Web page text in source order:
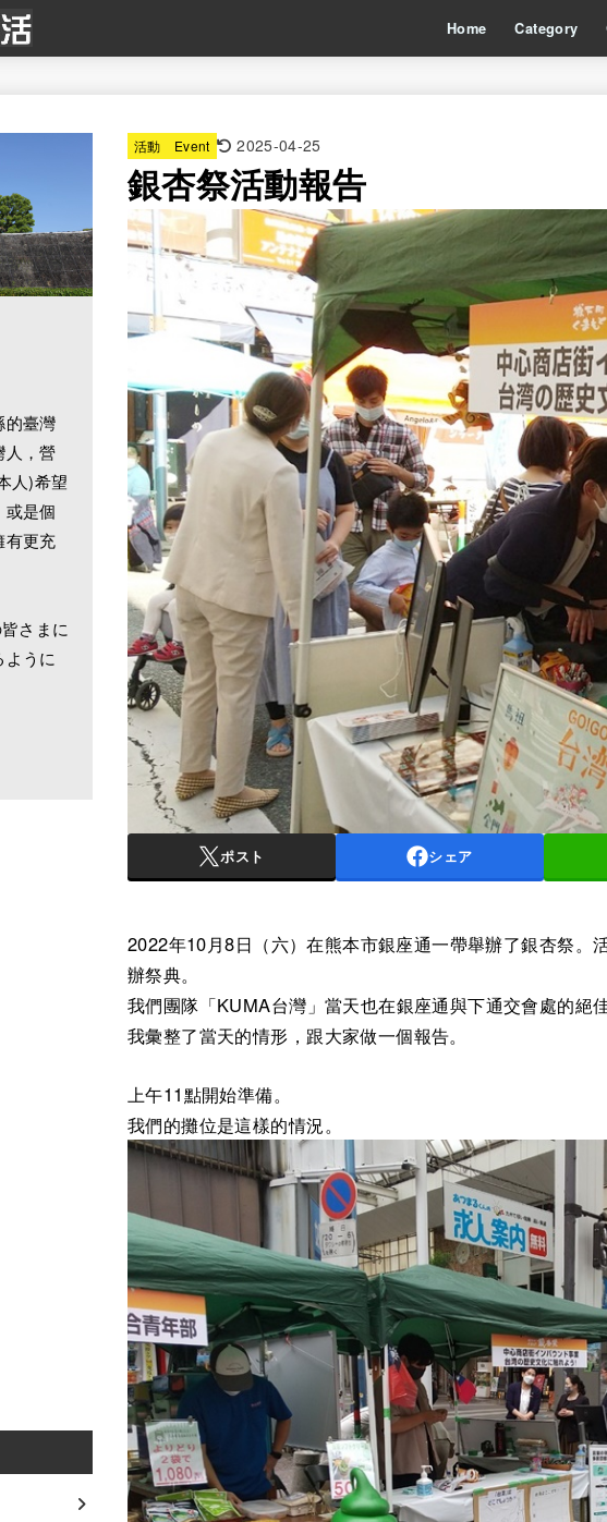
Home Category
活動 Event 2025-04-25
銀杏祭活動報告
ポスト シェア
2022年10月8日（六）在熊本市銀座通一帶舉辦了銀杏祭。
辦祭典。
我們團隊「KUMA台灣」當天也在銀座通與下通交會處的絕
我彙整了當天的情形，跟大家做一個報告。
上午11點開始準備。
我們的攤位是這樣的情況。
的臺灣
人，營
人)希望
或是個
有更充
さまに
うに